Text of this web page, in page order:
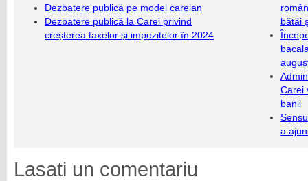
Dezbatere publică pe model careian
Dezbatere publică la Carei privind
creșterea taxelor și impozitelor în 2024
bătăi
Carei
banii
a
Lasati un comentariu